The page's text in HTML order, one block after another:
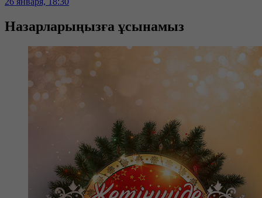
Назарларыңызға ұсынамыз